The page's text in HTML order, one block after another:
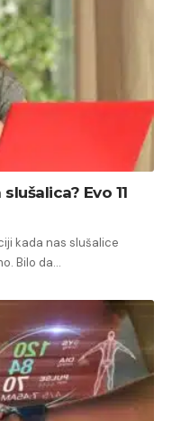
Evo 11
kada nas slušalice
Bilo da…